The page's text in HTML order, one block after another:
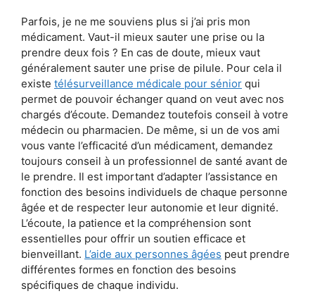
Parfois, je ne me souviens plus si j’ai pris mon
médicament. Vaut-il mieux sauter une prise ou la
prendre deux fois ? En cas de doute, mieux vaut
généralement sauter une prise de pilule. Pour cela il
existe télésurveillance médicale pour sénior qui
permet de pouvoir échanger quand on veut avec nos
chargés d’écoute. Demandez toutefois conseil à votre
médecin ou pharmacien. De même, si un de vos ami
vous vante l’efficacité d’un médicament, demandez
toujours conseil à un professionnel de santé avant de
le prendre. Il est important d’adapter l’assistance en
fonction des besoins individuels de chaque personne
âgée et de respecter leur autonomie et leur dignité.
L’écoute, la patience et la compréhension sont
essentielles pour offrir un soutien efficace et
bienveillant. L’aide aux personnes âgées peut prendre
différentes formes en fonction des besoins
spécifiques de chaque individu.